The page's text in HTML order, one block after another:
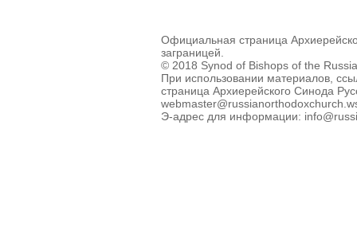
Официальная страница
заграницей.
© 2018 Synod of Bishops of the
При использовании материалов,
страница Архиерейского Синода
Э-адрес для информации: